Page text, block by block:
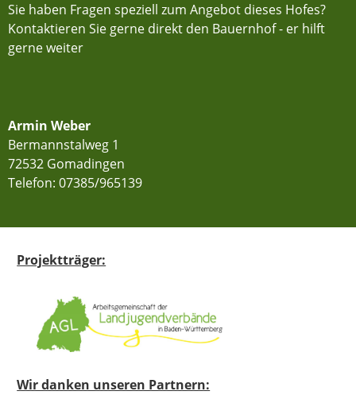
Sie haben Fragen speziell zum Angebot dieses Hofes?
Kontaktieren Sie gerne direkt den Bauernhof - er hilft
gerne weiter
Armin Weber
Bermannstalweg 1
72532 Gomadingen
Telefon: 07385/965139
Projektträger:
Wir danken unseren Partnern: